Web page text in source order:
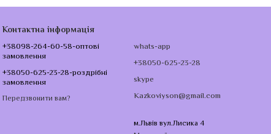
Контактна інформація
+38098-264-60-58-оптові
замовлення
+38050-625-23-28-роздрібні
замовлення
Передзвонити вам?
whats-app
+38050-625-23-28
skype
Kazkoviyson@gmail.com
м.Львів вул.Лисика 4